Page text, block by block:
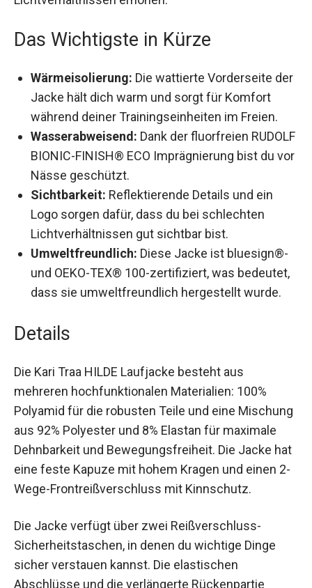
schlechten Lichtverhältnissen erhöhen.
Das Wichtigste in Kürze
Wärmeisolierung: Die wattierte Vorderseite
der Jacke hält dich warm und sorgt für
Komfort während deiner Trainingseinheiten im
Freien.
Wasserabweisend:Dank der fluorfreien
RUDOLF BIONIC-FINISH® ECO Imprägnierung
bist du vor Nässe geschützt.
Sichtbarkeit:Reflektierende Details und ein
Logo sorgen dafür, dass du bei schlechten
Lichtverhältnissen gut sichtbar bist.
Umweltfreundlich:Diese Jacke ist
bluesign®- und OEKO-TEX® 100-zertifiziert,
hergestellt wurde.
Details
Die Kari Traa HILDE Laufjacke besteht aus
mehreren hochfunktionalen Materialien: 100%
Polyamid für die robusten Teile und eine
Mischung aus 92% Polyester und 8% Elastan für
maximale Dehnbarkeit und Bewegungsfreiheit.
Die Jacke hat eine feste Kapuze mit hohem
Kragen und einen 2-Wege-Frontreißverschluss
mit Kinnschutz.